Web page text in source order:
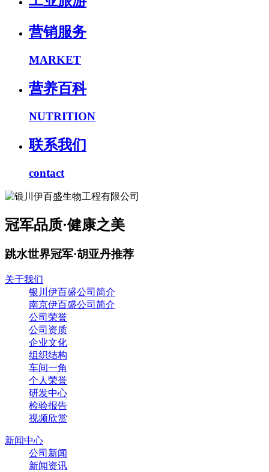
营销服务
MARKET
营养百科
NUTRITION
联系我们
contact
冠军品质·健康之美
跳水世界冠军·胡亚丹推荐
关于我们
银川伊百盛公司简介
南京伊百盛公司简介
公司荣誉
公司资质
企业文化
组织结构
车间一角
个人荣誉
研发中心
检验报告
视频欣赏
新闻中心
公司新闻
新闻资讯